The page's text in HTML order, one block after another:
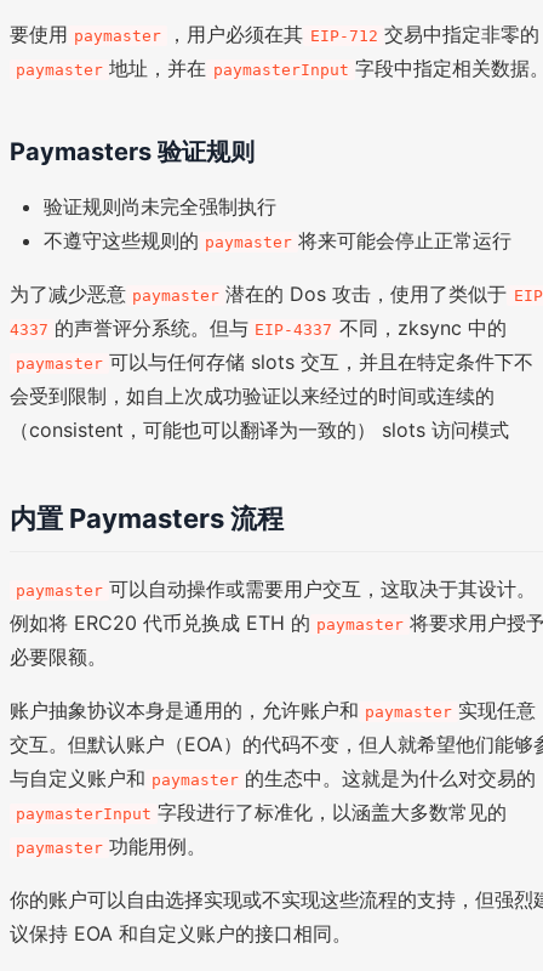
要使用 paymaster ，用户必须在其 EIP-712 交易中指定非零的
paymaster 地址，并在 paymasterInput 字段中指定相关数据
Paymasters 验证规则
验证规则尚未完全强制执行
不遵守这些规则的 paymaster 将来可能会停止正常运行
为了减少恶意 paymaster 潜在的 Dos 攻击，使用了类似于
4337 的声誉评分系统。但与 EIP-4337 不同，zksync 中的
paymaster 可以与任何存储 slots 交互，并且在特定条件下不
会受到限制，如自上次成功验证以来经过的时间或连续的
（consistent，可能也可以翻译为一致的） slots 访问模式
内置 Paymasters 流程
paymaster 可以自动操作或需要用户交互，这取决于其设计。
例如将 ERC20 代币兑换成 ETH 的 paymaster 将要求用户授
必要限额。
账户抽象协议本身是通用的，允许账户和 paymaster 实现任意
交互。但默认账户（EOA）的代码不变，但人就希望他们能够
与自定义账户和 paymaster 的生态中。这就是为什么对交易的
paymasterInput 字段进行了标准化，以涵盖大多数常见的
paymaster 功能用例。
你的账户可以自由选择实现或不实现这些流程的支持，但强烈
议保持 EOA 和自定义账户的接口相同。